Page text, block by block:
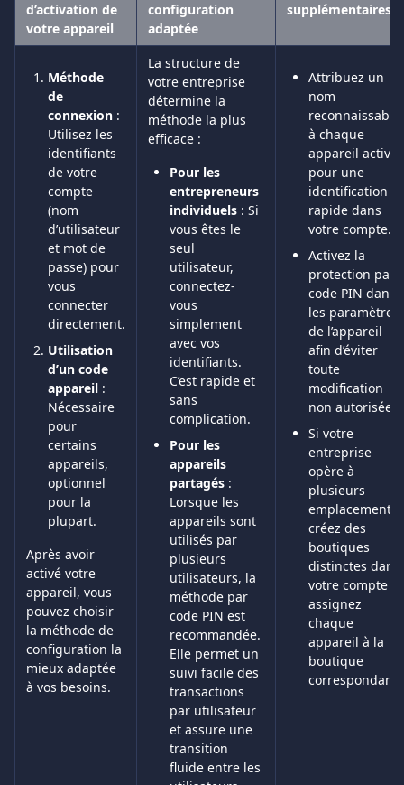
d’activation de
votre appareil
configuration
adaptée
supplémentaires
Méthode
de
connexion :
Utilisez les
identifiants
de votre
compte
(nom
d’utilisateur
et mot de
passe) pour
vous
connecter
directement.
Utilisation
d’un code
appareil :
Nécessaire
pour
certains
appareils,
optionnel
pour la
plupart.
Après avoir
activé votre
appareil, vous
pouvez choisir
la méthode de
configuration la
mieux adaptée
à vos besoins.
La structure de
votre entreprise
détermine la
méthode la plus
efficace :
Pour les
entrepreneurs
individuels : Si
vous êtes le
seul
utilisateur,
connectez-
vous
simplement
avec vos
identifiants.
C’est rapide et
sans
complication.
Pour les
appareils
partagés :
Lorsque les
appareils sont
utilisés par
plusieurs
utilisateurs, la
méthode par
code PIN est
recommandée.
Elle permet un
suivi facile des
transactions
par utilisateur
et assure une
transition
fluide entre les
Attribuez un
nom
reconnaissable
à chaque
appareil activé
pour une
identification
rapide dans
votre compte.
Activez la
protection par
code PIN dans
les paramètres
de l’appareil
afin d’éviter
toute
modification
non autorisée.
Si votre
entreprise
opère à
plusieurs
emplacements,
créez des
boutiques
distinctes dans
votre compte
assignez
chaque
appareil à la
boutique